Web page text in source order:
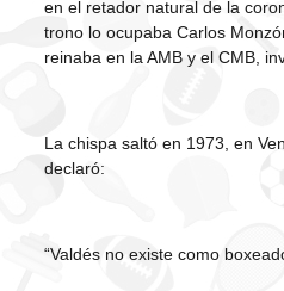
en el retador natural de la
trono lo ocupaba Carlos
reinaba en la AMB y el CMB,
La chispa saltó en 1973, en
declaró:
“Valdés no existe como